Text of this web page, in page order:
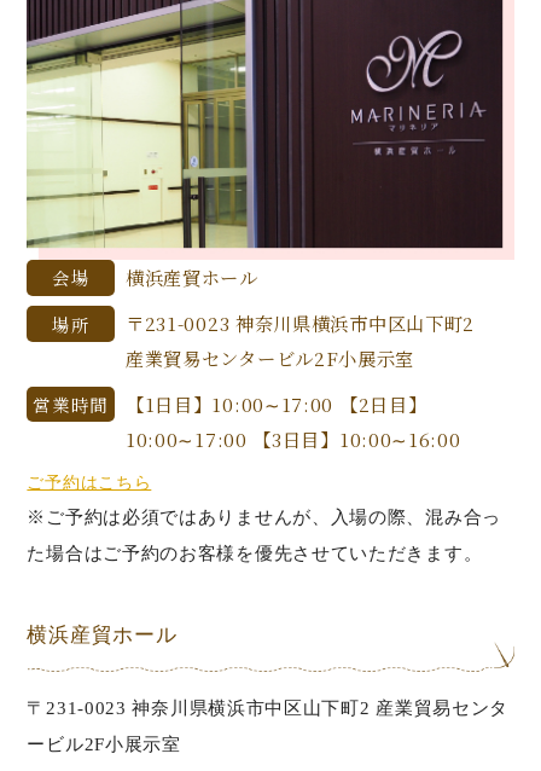
会場 横浜産貿ホール
場所
〒231-0023 神奈川県横浜市中区山下町2
産業貿易センタービル2F小展示室
営業時間
【1日目】10:00∼17:00 【2日目】
10:00∼17:00 【3日目】10:00∼16:00
ご予約はこちら
※ご予約は必須ではありませんが、入場の際、混み合っ
た場合はご予約のお客様を優先させていただきます。
横浜産貿ホール
〒231-0023 神奈川県横浜市中区山下町2 産業貿易センタ
ービル2F小展示室